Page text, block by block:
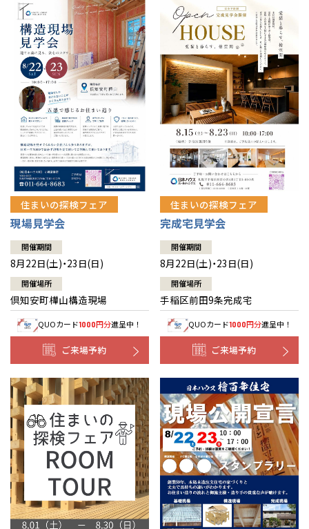
住まいの探検フェア
現場見学会
開催期間
8月22日(土)・23日(日)
開催場所
倶知安町樺山構造現場
QUOカード1000円分進呈中！
ご来場予約
住まいの探検フェア
完成宅見学会
開催期間
8月22日(土)・23日(日)
開催場所
手稲区前田9条完成宅
QUOカード1000円分進呈中！
ご来場予約
全国の展示場
北海道
札幌
道央
道北
道南
道東
東北
青森
秋田
岩手
山形
宮城
福島
甲信越・北陸
新潟
山梨
長野
富山
石川
福井
関東
東京
神奈川
埼玉
千葉
茨城
栃木
群馬
東海
愛知
岐阜
静岡
三重
近畿
大阪
京都
兵庫
奈良
滋賀
和歌山
中国・四国
岡山
香川
愛媛
鳥取
島根
広島
九州
福岡
佐賀
熊本
大分
宮崎
分譲マンション
※現住所のある都道府県以外の建築予定地の方でも現住所の有るお近
くの展示場又は店舗にお問合せください。移住の計画の方もご相談対
応します。お気軽にご相談ください。
お近くのイベント
北海道
札幌
札幌
小樽
道央
苫小牧千歳
小樽
道北
道南
道東
釧路
東北
青森県
八戸
青森
秋田県
秋田
岩手県
山形県
宮城県
仙台
福島県
会津
甲信越・北陸
新潟県
長岡
山梨県
長野県
富山県
富山
石川県
福井県
福井
関東
東京都
神奈川県
相模
埼玉県
埼玉
千葉県
千葉
柏
茨城県
水戸
栃木県
宇都宮
小山
群馬県
群馬
伊勢崎
東海
愛知県
岐阜県
岐阜
静岡県
三重県
四日市
近畿
大阪府
大阪
京都府
京都
兵庫県
姫路
奈良県
奈良
中国・四国
岡山県
岡山
愛媛県
松山
九州
福岡県
福岡
佐賀県
佐賀
熊本県
熊本
大分県
大分
宮崎県
宮崎
鹿児島県
鹿児島